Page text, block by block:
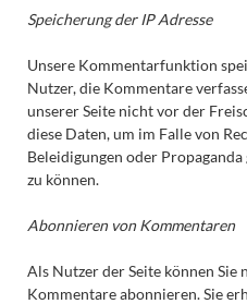
Speicherung der IP Adresse
Unsere Kommentarfunktion
Nutzer, die Kommentare
unserer Seite nicht vor der
diese Daten, um im Falle von
Beleidigungen oder
zu können.
Abonnieren von Kommentaren
Als Nutzer der Seite können Sie
Kommentare abonnieren. Sie